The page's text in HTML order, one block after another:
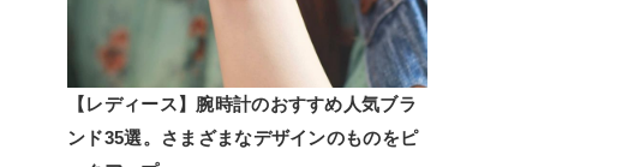
【レディース】腕時計のおすすめ人気ブラ
ンド35選。さまざまなデザインのものをピ